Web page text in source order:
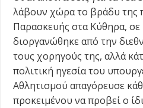
λάβουν χώρα το βράδυ της
Παρασκευής στα Κύθηρα,
διοργανώθηκε από την
τους χορηγούς της, αλλά
πολιτική ηγεσία του
Αθλητισμού απαγόρευσε
προκειμένου να προβεί ο